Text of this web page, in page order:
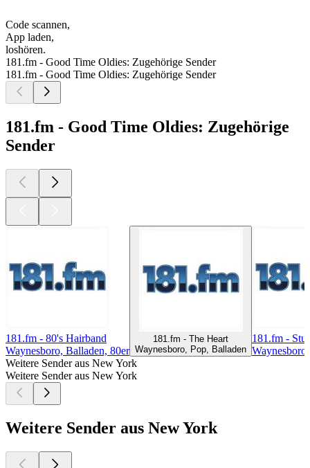
Code scannen,
App laden,
loshören.
181.fm - Good Time Oldies: Zugehörige Sender
181.fm - Good Time Oldies: Zugehörige Sender
181.fm - Good Time Oldies: Zugehörige
Sender
181.fm - 80's Hairband
Waynesboro, Balladen, 80er
181.fm - The Heart
Waynesboro, Pop, Balladen
181.fm -
Weitere Sender aus New York
Weitere Sender aus New York
Weitere Sender aus New York